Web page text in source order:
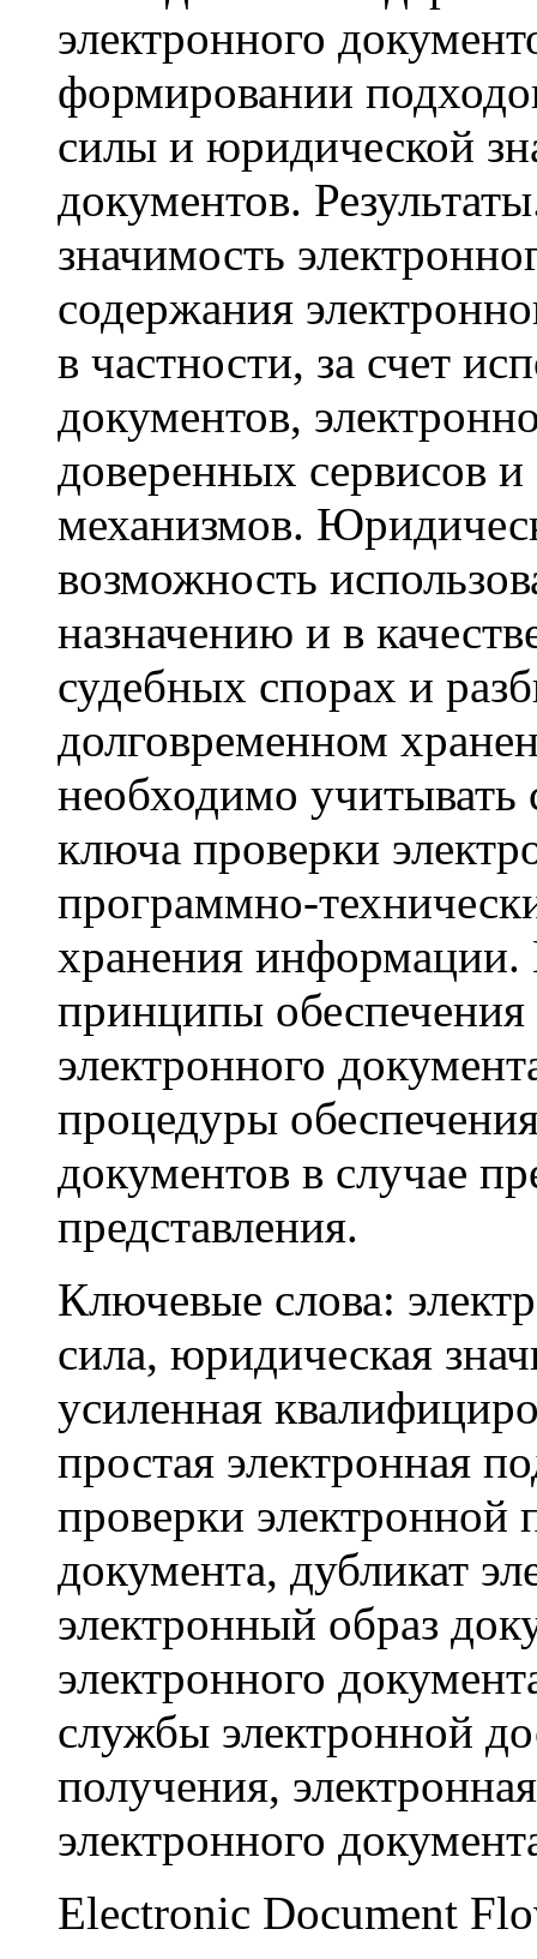
электронного
формировании
силы и юридической
документов.
значимость
содержания
в частности, за счет
документов,
доверенных сервисов
механизмов.
возможность
назначению и в
судебных спорах и
долговременном
необходимо учитывать
ключа проверки
программно-
хранения информации.
принципы
электронного
процедуры
документов в случае
представления.
Ключевые слова:
сила, юридическая
усиленная
простая электронная
проверки электронной
документа, дубликат
электронный образ
электронного
службы электронной
получения,
электронного
Electronic Document